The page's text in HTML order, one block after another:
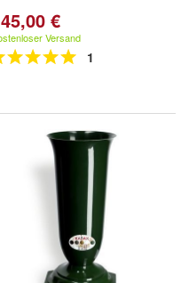
€
Versand
1